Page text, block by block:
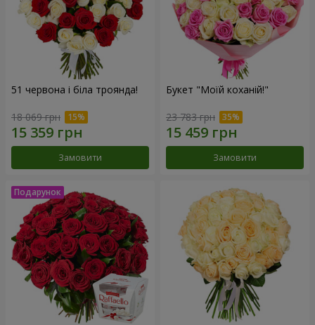
51 червона і біла троянда!
18 069 грн
Замовити
Букет "Моїй коханій!"
23 783 грн
Замовити